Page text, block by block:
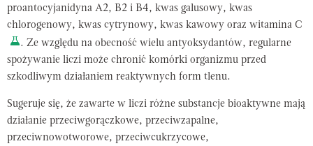
proantocyjanidyna A2, B2 i B4, kwas galusowy, kwas
chlorogenowy, kwas cytrynowy, kwas kawowy oraz witamina C
. Ze względu na obecność wielu antyoksydantów, regularne
spożywanie liczi może chronić komórki organizmu przed
szkodliwym działaniem reaktywnych form tlenu.
Sugeruje się, że zawarte w liczi różne substancje bioaktywne mają
działanie przeciwgorączkowe, przeciwzapalne,
przeciwnowotworowe, przeciwcukrzycowe,